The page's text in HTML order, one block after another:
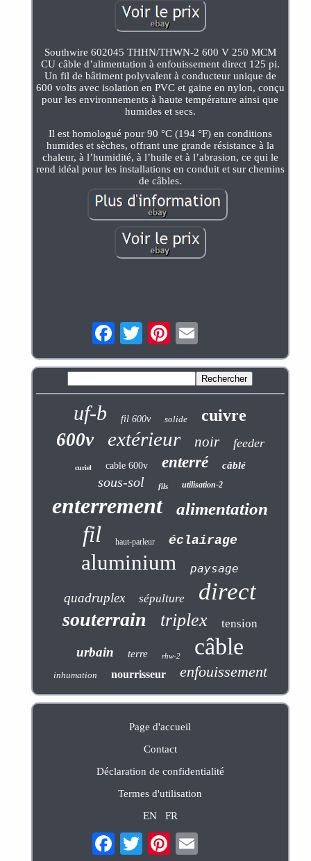
Southwire 602045 THHN/THWN-2 600 V 250 MCM
CU câble d’alimentation à enfouissement direct 125 pi.
Un fil de bâtiment polyvalent à conducteur unique de
600 volts avec isolation en PVC et gaine en nylon, conçu
pour les environnements à haute température ainsi que
humides et secs.
Il est homologué pour 90 °C (194 °F) en conditions
humides et sèches, offrant une grande résistance à la
chaleur, à l’humidité, à l’huile et à l’abrasion, ce qui le
rend idéal pour les installations en conduit et sur chemins
de câbles.
uf-b fil 600v solide cuivre
600v extérieur noir feeder
curiel cable 600v enterré câblé
sous-sol fils utilisation-2
enterrement alimentation
fil haut-parleur éclairage
aluminium paysage
quadruplex sépulture direct
souterrain triplex tension
urbain terre rhw-2 câble
inhumation nourrisseur enfouissement
Page d'accueil
Contact
Déclaration de confidentialité
Termes d'utilisation
EN
FR